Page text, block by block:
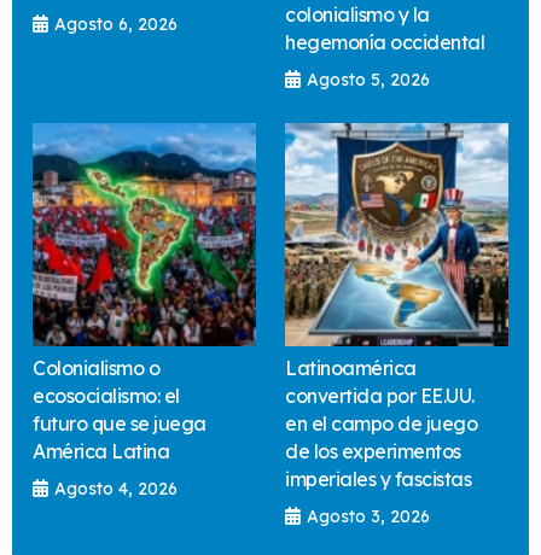
Agosto 6, 2026
colonialismo y la
hegemonía occidental
Agosto 5, 2026
Colonialismo o
ecosocialismo: el
futuro que se juega
América Latina
Agosto 4, 2026
Latinoamérica
convertida por EE.UU.
en el campo de juego
de los experimentos
imperiales y fascistas
Agosto 3, 2026